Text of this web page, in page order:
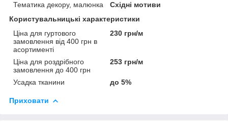
Тематика декору, малюнка
Східні мотиви
Користувальницькі характеристики
Ціна для гуртового
замовлення від 400 грн в
асортименті
230 грн/м
Ціна для роздрібного
замовлення до 400 грн
253 грн/м
Усадка тканини до 5%
Приховати